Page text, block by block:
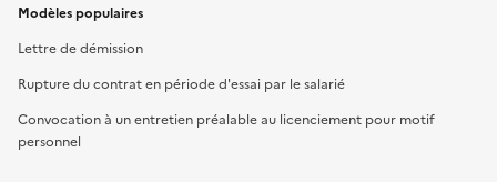
Modèles populaires
Lettre de démission
Rupture du contrat en période d'essai par le salarié
Convocation à un entretien préalable au licenciement pour motif
personnel